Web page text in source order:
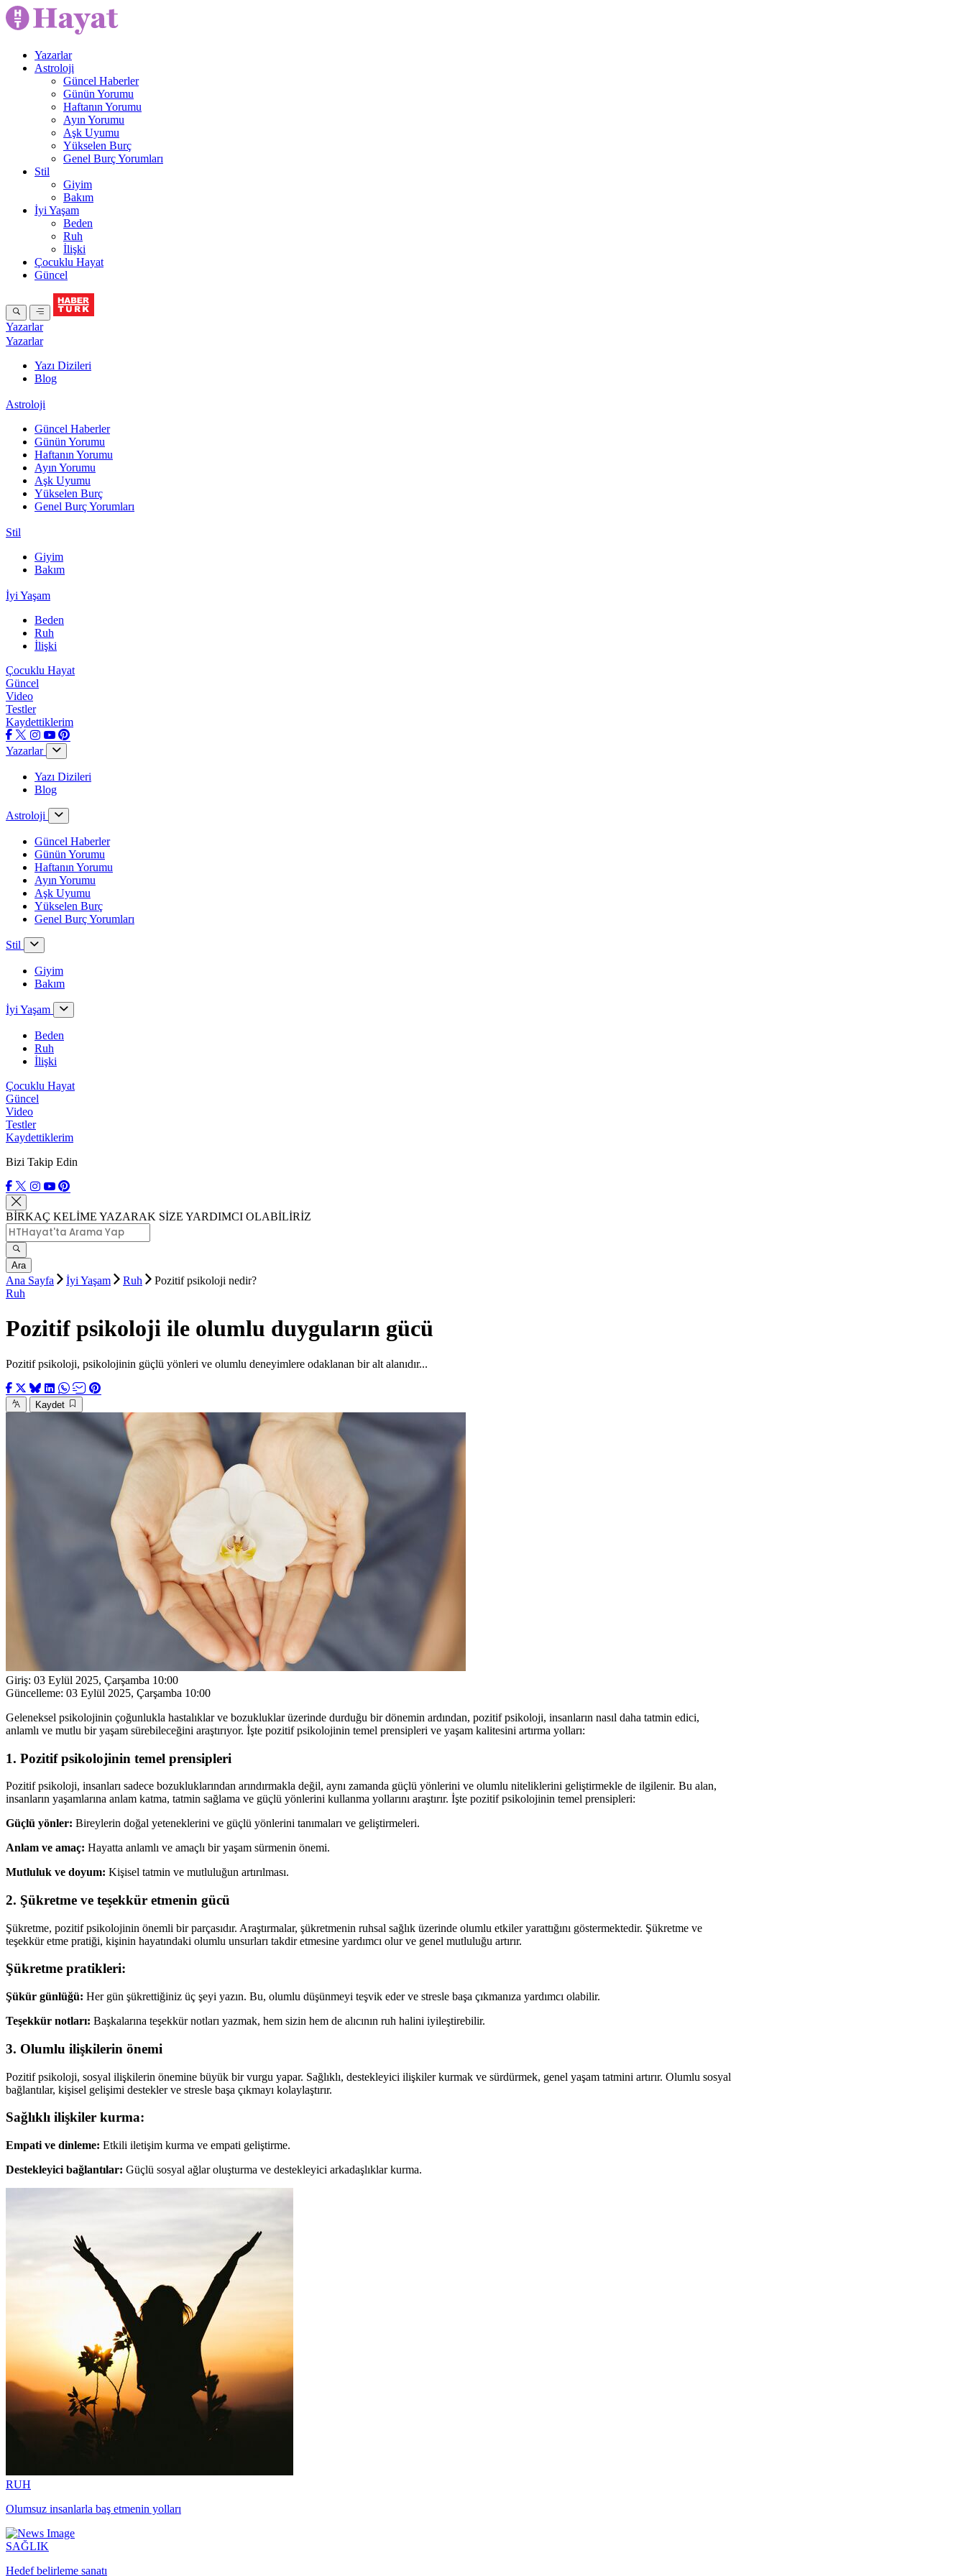
Yazarlar
Astroloji
Güncel Haberler
Günün Yorumu
Haftanın Yorumu
Ayın Yorumu
Aşk Uyumu
Yükselen Burç
Genel Burç Yorumları
Stil
Giyim
Bakım
İyi Yaşam
Beden
Ruh
İlişki
Çocuklu Hayat
Güncel
Yazarlar
Yazarlar
Yazı Dizileri
Blog
Astroloji
Güncel Haberler
Günün Yorumu
Haftanın Yorumu
Ayın Yorumu
Aşk Uyumu
Yükselen Burç
Genel Burç Yorumları
Stil
Giyim
Bakım
İyi Yaşam
Beden
Ruh
İlişki
Çocuklu Hayat
Güncel
Video
Testler
Kaydettiklerim
Yazarlar
Yazı Dizileri
Blog
Astroloji
Güncel Haberler
Günün Yorumu
Haftanın Yorumu
Ayın Yorumu
Aşk Uyumu
Yükselen Burç
Genel Burç Yorumları
Stil
Giyim
Bakım
İyi Yaşam
Beden
Ruh
İlişki
Çocuklu Hayat
Güncel
Video
Testler
Kaydettiklerim
Bizi Takip Edin
BİRKAÇ KELİME YAZARAK SİZE YARDIMCI OLABİLİRİZ
Ara
Ana Sayfa İyi Yaşam Ruh
Pozitif psikoloji nedir?
Ruh
Pozitif psikoloji ile olumlu duyguların gücü
Pozitif psikoloji, psikolojinin güçlü yönleri ve olumlu deneyimlere odaklanan bir alt alanıdır...
Kaydet
Giriş: 03 Eylül 2025, Çarşamba 10:00
Güncelleme: 03 Eylül 2025, Çarşamba 10:00
Geleneksel psikolojinin çoğunlukla hastalıklar ve bozukluklar üzerinde durduğu bir dönemin ardından, pozitif psikoloji, insanların nasıl daha tatmin edici,
anlamlı ve mutlu bir yaşam sürebileceğini araştırıyor. İşte pozitif psikolojinin temel prensipleri ve yaşam kalitesini artırma yolları:
1. Pozitif psikolojinin temel prensipleri
Pozitif psikoloji, insanları sadece bozukluklarından arındırmakla değil, aynı zamanda güçlü yönlerini ve olumlu niteliklerini geliştirmekle de ilgilenir. Bu alan,
insanların yaşamlarına anlam katma, tatmin sağlama ve güçlü yönlerini kullanma yollarını araştırır. İşte pozitif psikolojinin temel prensipleri:
Güçlü yönler: Bireylerin doğal yeteneklerini ve güçlü yönlerini tanımaları ve geliştirmeleri.
Anlam ve amaç: Hayatta anlamlı ve amaçlı bir yaşam sürmenin önemi.
Mutluluk ve doyum: Kişisel tatmin ve mutluluğun artırılması.
2. Şükretme ve teşekkür etmenin gücü
Şükretme, pozitif psikolojinin önemli bir parçasıdır. Araştırmalar, şükretmenin ruhsal sağlık üzerinde olumlu etkiler yarattığını göstermektedir. Şükretme ve
teşekkür etme pratiği, kişinin hayatındaki olumlu unsurları takdir etmesine yardımcı olur ve genel mutluluğu artırır.
Şükretme pratikleri:
Şükür günlüğü: Her gün şükrettiğiniz üç şeyi yazın. Bu, olumlu düşünmeyi teşvik eder ve stresle başa çıkmanıza yardımcı olabilir.
Teşekkür notları: Başkalarına teşekkür notları yazmak, hem sizin hem de alıcının ruh halini iyileştirebilir.
3. Olumlu ilişkilerin önemi
Pozitif psikoloji, sosyal ilişkilerin önemine büyük bir vurgu yapar. Sağlıklı, destekleyici ilişkiler kurmak ve sürdürmek, genel yaşam tatmini artırır. Olumlu sosyal
bağlantılar, kişisel gelişimi destekler ve stresle başa çıkmayı kolaylaştırır.
Sağlıklı ilişkiler kurma:
Empati ve dinleme: Etkili iletişim kurma ve empati geliştirme.
Destekleyici bağlantılar: Güçlü sosyal ağlar oluşturma ve destekleyici arkadaşlıklar kurma.
RUH
Olumsuz insanlarla baş etmenin yolları
SAĞLIK
Hedef belirleme sanatı